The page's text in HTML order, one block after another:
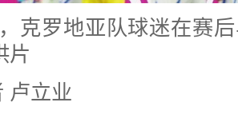
罗地亚队球迷在赛后
片
立业